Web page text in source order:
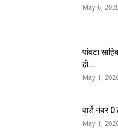
May 6,
पांवटा
हो...
May 1,
वार्ड नंबर
May 1,